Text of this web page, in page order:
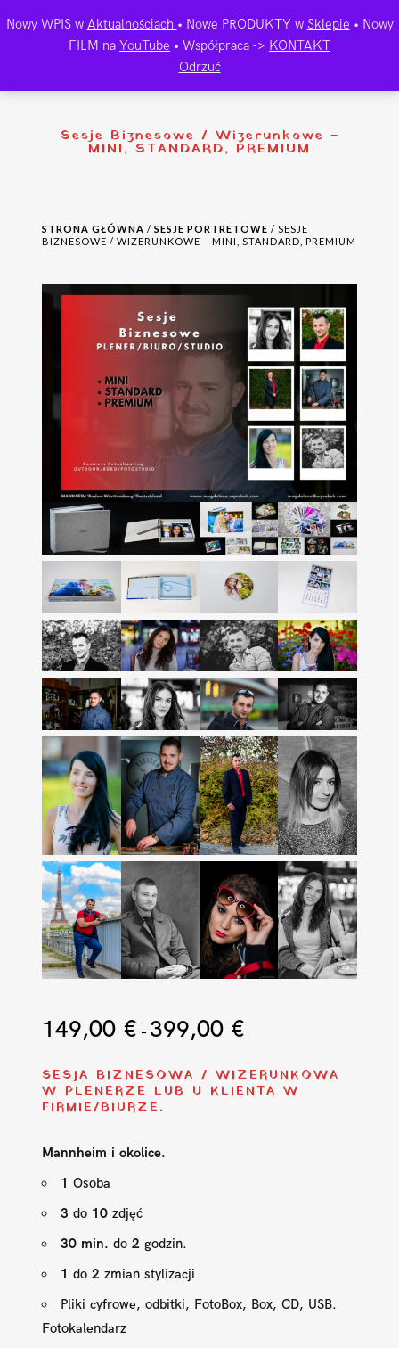
Sesje Biznesowe / Wizerunkowe –
MINI, STANDARD, PREMIUM
STRONA GŁÓWNA /SESJE PORTRETOWE / SESJE
BIZNESOWE / WIZERUNKOWE – MINI, STANDARD, PREMIUM
149,00 € – 399,00 €
OD
149,00 €
SESJA BIZNESOWA / WIZERUNKOWA
W PLENERZE LUB U KLIENTA W
FIRMIE/BIURZE.
Mannheim i okolice.
1 Osoba
3 do 10 zdjęć
30 min. do2 godzin.
1 do2 zmian stylizacji
Pliki cyfrowe, odbitki, FotoBox, Box, CD, USB.
Fotokalendarz
Nowy WPIS w Aktualnościach • Nowe PRODUKTY w Sklepie • Nowy
FILM na YouTube • Współpraca -> KONTAKT
Odrzuć